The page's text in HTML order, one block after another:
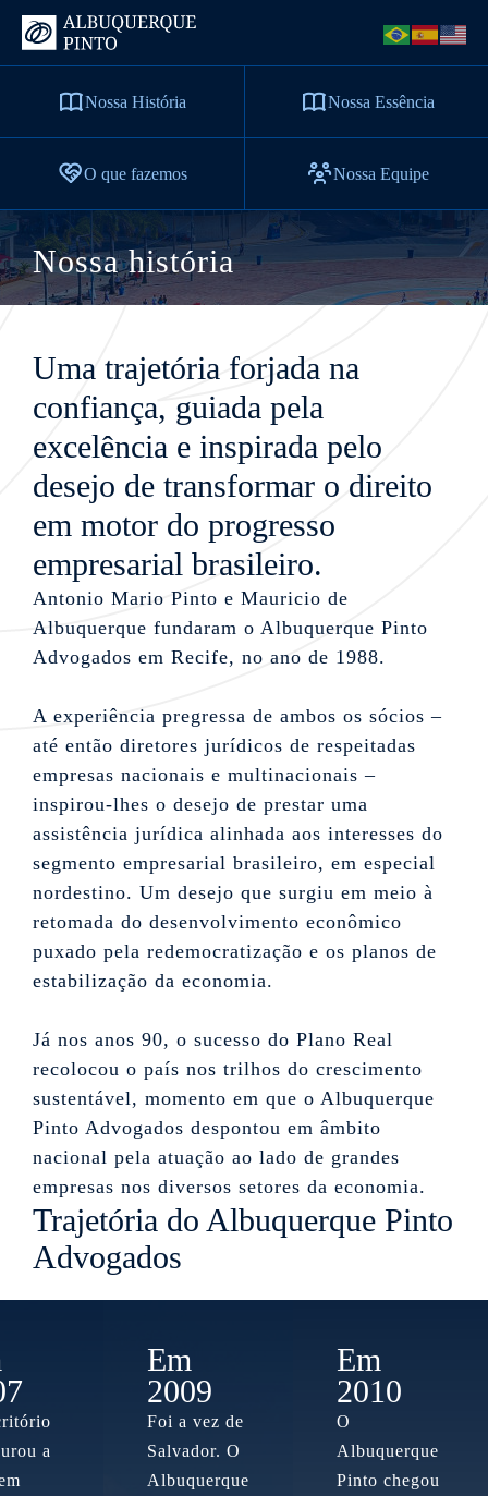
Nossa História Nossa Essência
O que fazemos Nossa Equipe
Nossa história
Uma trajetória forjada na
confiança, guiada pela
excelência e inspirada pelo
desejo de transformar o direito
em motor do progresso
empresarial brasileiro.
Antonio Mario Pinto e Mauricio de
Albuquerque fundaram o Albuquerque Pinto
Advogados em Recife, no ano de 1988.
A experiência pregressa de ambos os sócios –
até então diretores jurídicos de respeitadas
empresas nacionais e multinacionais –
inspirou-lhes o desejo de prestar uma
assistência jurídica alinhada aos interesses do
segmento empresarial brasileiro, em especial
nordestino. Um desejo que surgiu em meio à
retomada do desenvolvimento econômico
puxado pela redemocratização e os planos de
estabilização da economia.
Já nos anos 90, o sucesso do Plano Real
recolocou o país nos trilhos do crescimento
sustentável, momento em que o Albuquerque
Pinto Advogados despontou em âmbito
nacional pela atuação ao lado de grandes
empresas nos diversos setores da economia.
Trajetória do Albuquerque Pinto
Advogados
a
Em
2009
Foi a vez de
Salvador. O
Albuquerque
Em
2010
O
Albuquerque
Pinto chegou